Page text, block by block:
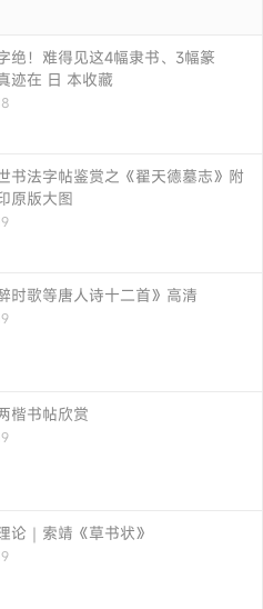
绝！难得见这4幅隶书、3幅篆
迹在 日 本收藏
书法字帖鉴赏之《翟天德墓志》附
原版大图
时歌等唐人诗十二首》高清
楷书帖欣赏
论｜索靖《草书状》